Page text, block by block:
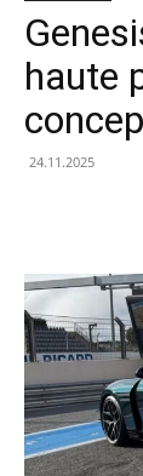
haute
24.11.2025